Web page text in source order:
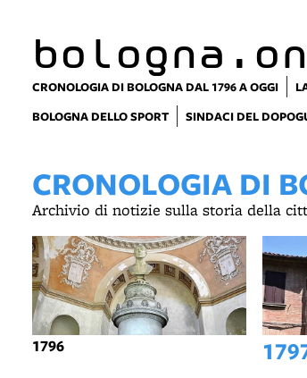
CRONOLOGIA DI BOLOGNA DAL 1796 A OGGI
BOLOGNA DELLO SPORT
SINDACI DEL
CRONOLOGIA DI
Archivio di notizie sulla storia della
1796